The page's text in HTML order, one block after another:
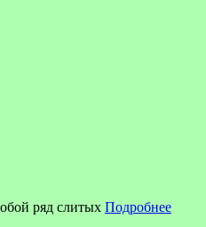
ряд слитых Подробнее